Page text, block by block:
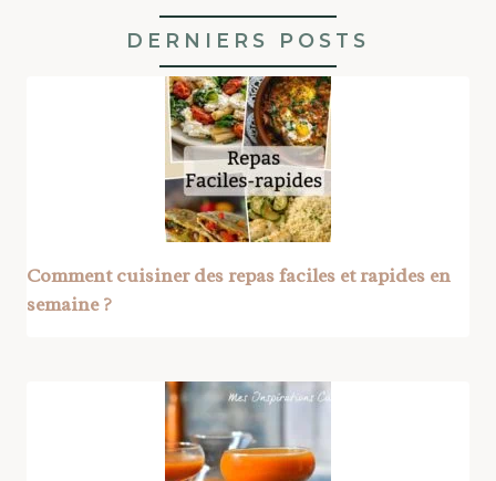
DERNIERS POSTS
Comment cuisiner des repas faciles et rapides en
semaine ?